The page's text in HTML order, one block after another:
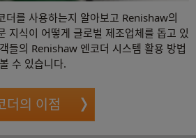
더를 사용하는지 알아보고 Renishaw의
지식이 어떻게 글로벌 제조업체를 돕고 있
들의 Renishaw 엔코더 시스템 활용 방법
수 있습니다.
더의 이점